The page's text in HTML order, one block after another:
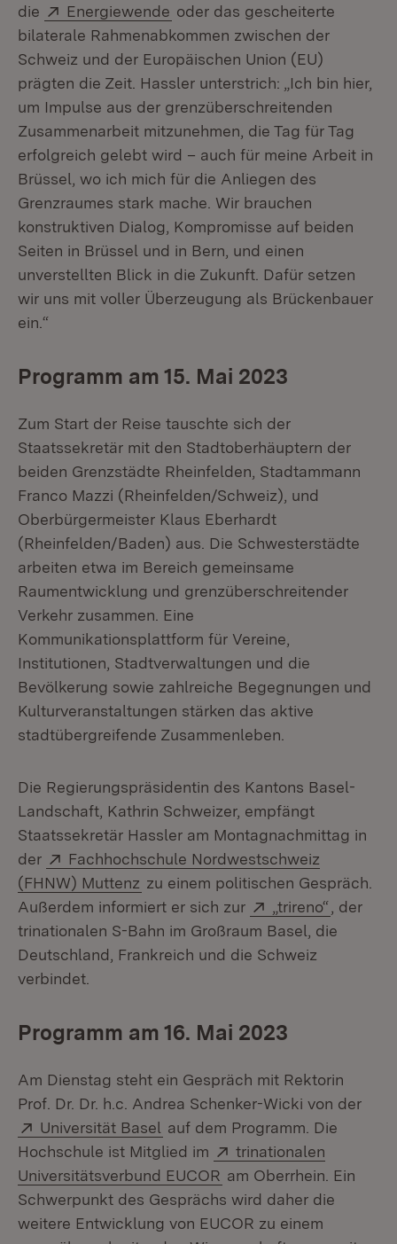
die
Extern:
Energiewende (Öffnet in neuem Fenster)
oder das gescheiterte
bilaterale Rahmenabkommen zwischen der
Schweiz und der Europäischen Union (EU)
prägten die Zeit. Hassler unterstrich: „Ich bin hier,
um Impulse aus der grenzüberschreitenden
Zusammenarbeit mitzunehmen, die Tag für Tag
erfolgreich gelebt wird – auch für meine Arbeit in
Brüssel, wo ich mich für die Anliegen des
Grenzraumes stark mache. Wir brauchen
konstruktiven Dialog, Kompromisse auf beiden
Seiten in Brüssel und in Bern, und einen
unverstellten Blick in die Zukunft. Dafür setzen
wir uns mit voller Überzeugung als Brückenbauer
ein.“
Programm am 15. Mai 2023
Zum Start der Reise tauschte sich der
Staatssekretär mit den Stadtoberhäuptern der
beiden Grenzstädte Rheinfelden, Stadtammann
Franco Mazzi (Rheinfelden/Schweiz), und
Oberbürgermeister Klaus Eberhardt
(Rheinfelden/Baden) aus. Die Schwesterstädte
arbeiten etwa im Bereich gemeinsame
Raumentwicklung und grenzüberschreitender
Verkehr zusammen. Eine
Kommunikationsplattform für Vereine,
Institutionen, Stadtverwaltungen und die
Bevölkerung sowie zahlreiche Begegnungen und
Kulturveranstaltungen stärken das aktive
stadtübergreifende Zusammenleben.
Die Regierungspräsidentin des Kantons Basel-
Landschaft, Kathrin Schweizer, empfängt
Staatssekretär Hassler am Montagnachmittag in
der
Extern:
Fachhochschule Nordwestschweiz
(FHNW) Muttenz (Öffnet in neuem Fenster)
zu einem politischen Gespräch.
Außerdem informiert er sich zur
Extern:
„trireno“ (Öffnet
, der
trinationalen S-Bahn im Großraum Basel, die
Deutschland, Frankreich und die Schweiz
verbindet.
Programm am 16. Mai 2023
Am Dienstag steht ein Gespräch mit Rektorin
Prof. Dr. Dr. h.c. Andrea Schenker-Wicki von der
Extern:
Universität Basel (Öffnet in neuem Fenster)
auf dem Programm. Die
Hochschule ist Mitglied im
Extern:
trinationalen
Universitätsverbund EUCOR (Öffnet in neuem
am Oberrhein. Ein
Schwerpunkt des Gesprächs wird daher die
weitere Entwicklung von EUCOR zu einem